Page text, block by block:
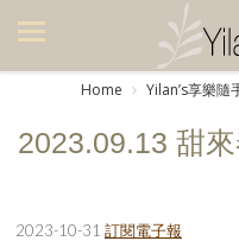
美食集
Home Yilanʼs享樂隨
2023.09.13 甜
2023-10-31 訂閱電子報